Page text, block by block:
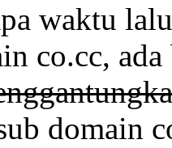
waktu
co.cc,
domain